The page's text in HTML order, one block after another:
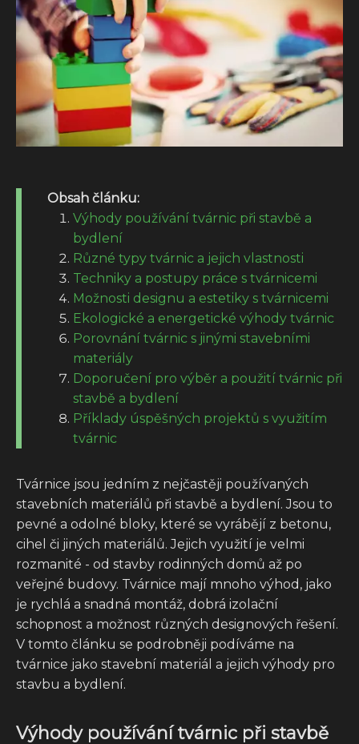
Obsah článku:
Výhody používání tvárnic při stavbě a
bydlení
Různé typy tvárnic a jejich vlastnosti
Techniky a postupy práce s tvárnicemi
Možnosti designu a estetiky s tvárnicemi
Ekologické a energetické výhody tvárnic
Porovnání tvárnic s jinými stavebními
materiály
Doporučení pro výběr a použití tvárnic při
stavbě a bydlení
Příklady úspěšných projektů s využitím
tvárnic
Tvárnice jsou jedním z nejčastěji používaných
stavebních materiálů při stavbě a bydlení. Jsou to
pevné a odolné bloky, které se vyrábějí z betonu,
cihel či jiných materiálů. Jejich využití je velmi
rozmanité - od stavby rodinných domů až po
veřejné budovy. Tvárnice mají mnoho výhod, jako
je rychlá a snadná montáž, dobrá izolační
schopnost a možnost různých designových řešení.
V tomto článku se podrobněji podíváme na
tvárnice jako stavební materiál a jejich výhody pro
stavbu a bydlení.
Výhody používání tvárnic při stavbě